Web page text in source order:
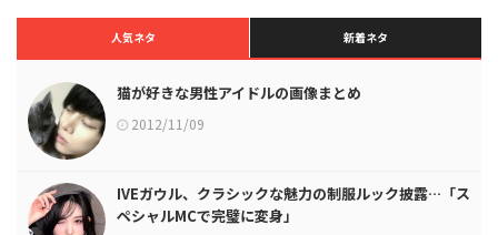
人気ネタ 新着ネタ
猫が好きな男性アイドルの画像まとめ
2012/11/09
IVEガウル、クラシックな魅力の制服ルック披露…「ス
ペシャルMCで完璧に変身」